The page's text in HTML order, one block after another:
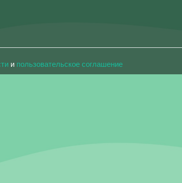
и пользовательское соглашение